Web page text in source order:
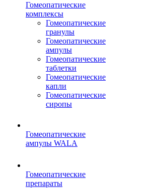
Гомеопатические
комплексы
Гомеопатические
гранулы
Гомеопатические
ампулы
Гомеопатические
таблетки
Гомеопатические
капли
Гомеопатические
сиропы
Гомеопатические
ампулы WALA
Гомеопатические
препараты